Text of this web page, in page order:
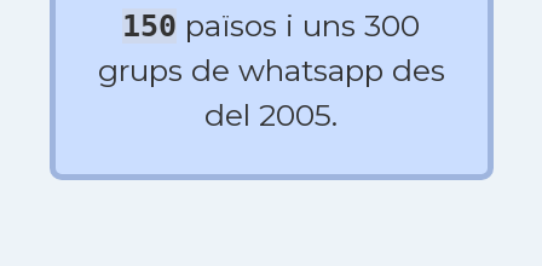
150 països i uns 300
grups de whatsapp des
del 2005.